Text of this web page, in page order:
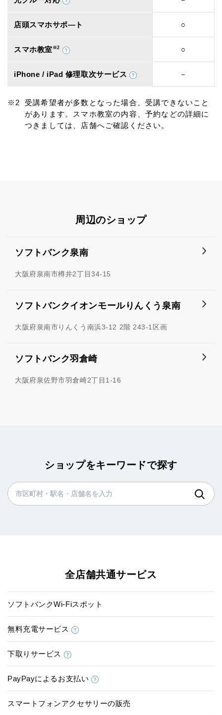
店頭スマホサポ―ト ○
スマホ教室 ※2 ○
iPhone / iPad 修理取次サービス －
受講希望者が多数となった場合、受講できないこと
があります。スマホ教室の内容、予約などの詳細に
つきましては、店舗へご確認ください。
周辺のショップ
ソフトバンク泉南
大阪府泉南市樽井2丁目34-15
ソフトバンクイオンモールりんくう泉南
大阪府泉南市りんくう南浜3-12 2階 243-1区画
ソフトバンク羽倉崎
大阪府泉佐野市羽倉崎2丁目1-16
ショップをキーワードで探す
全店舗共通サービス
ソフトバンクWi-Fiスポット
無料充電サービス
下取りサービス
PayPayによるお支払い
スマートフォンアクセサリーの販売